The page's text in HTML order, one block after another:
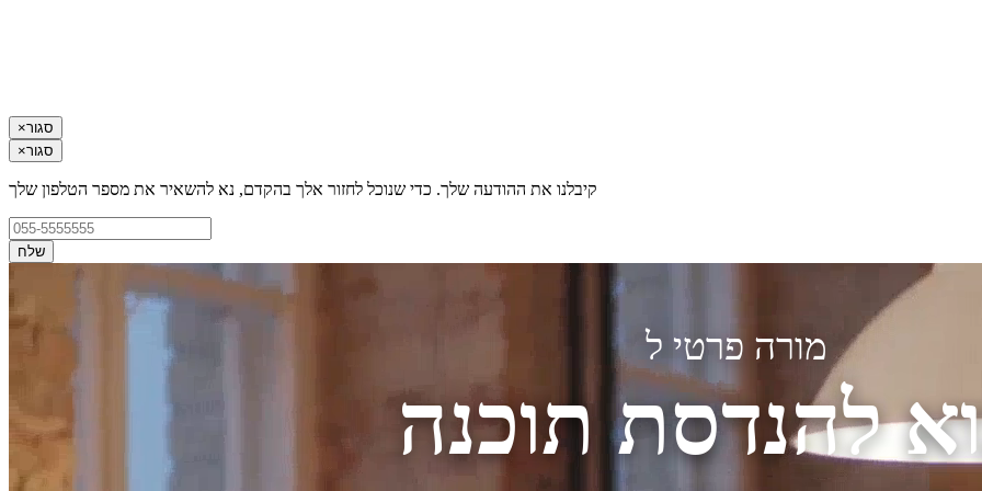
×סגור
×סגור
קיבלנו את ההודעה שלך. כדי שנוכל לחזור אלך בהקדם, נא להשאיר את מספר הטלפון שלך
שלח
מורה פרטי ל
להנדסת תוכנה